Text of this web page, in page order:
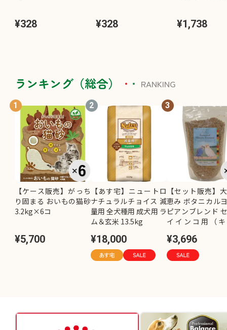
¥328 ¥328 ¥1,738
ランキング（総合） RANKING
1
【ケース販売】がっち
り固まる おいもの猫砂
3.2kg×6コ
¥5,700
2
【あす宅】ニュートロ
ナチュラルチョイス 減
量用 全犬種用 成犬用 ラ
ム＆玄米 13.5kg
¥18,000
3
【セット販売】
恵み ボタニカル
ピアンブレンド
イインコ用（
¥3,696